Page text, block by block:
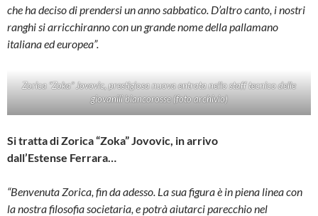
che ha deciso di prendersi un anno sabbatico. D’altro canto, i nostri
ranghi si arricchiranno con un grande nome della pallamano
italiana ed europea”.
Zorica “Zoka” Jovovic, prestigiosa nuova entrata nello staff tecnico delle
giovanili biancorosse (foto archivio)
Si tratta di Zorica “Zoka” Jovovic, in arrivo
dall’Estense Ferrara…
“Benvenuta Zorica, fin da adesso. La sua figura è in piena linea con
la nostra filosofia societaria, e potrà aiutarci parecchio nel